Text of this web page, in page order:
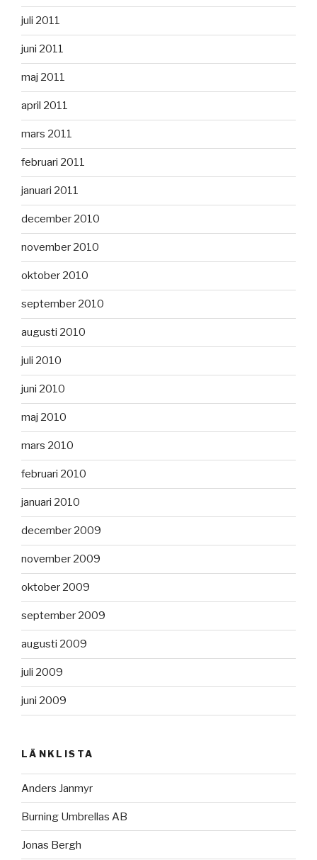
juli 2011
juni 2011
maj 2011
april 2011
mars 2011
februari 2011
januari 2011
december 2010
november 2010
oktober 2010
september 2010
augusti 2010
juli 2010
juni 2010
maj 2010
mars 2010
februari 2010
januari 2010
december 2009
november 2009
oktober 2009
september 2009
augusti 2009
juli 2009
juni 2009
LÄNKLISTA
Anders Janmyr
Burning Umbrellas AB
Jonas Bergh